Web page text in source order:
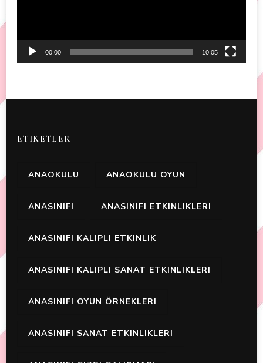
00:00 10:05
ETIKETLER
ANAOKULU ANAOKULU OYUN
ANASINIFI ANASINIFI ETKINLIKLERI
ANASINIFI KALIPLI ETKINLIK
ANASINIFI KALIPLI SANAT ETKINLIKLERI
ANASINIFI OYUN ÖRNEKLERI
ANASINIFI SANAT ETKINLIKLERI